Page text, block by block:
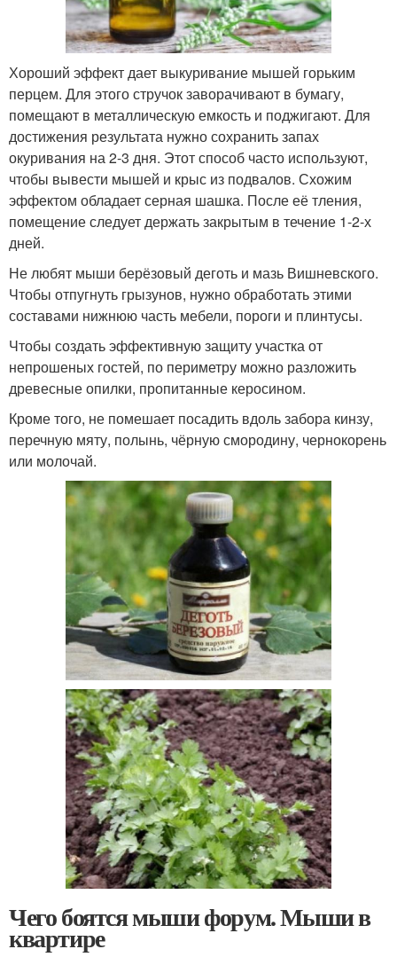
Хороший эффект дает выкуривание мышей горьким
перцем. Для этого стручок заворачивают в бумагу,
помещают в металлическую емкость и поджигают. Для
достижения результата нужно сохранить запах
окуривания на 2-3 дня. Этот способ часто используют,
чтобы вывести мышей и крыс из подвалов. Схожим
эффектом обладает серная шашка. После её тления,
помещение следует держать закрытым в течение 1-2-х
дней.
Не любят мыши берёзовый деготь и мазь Вишневского.
Чтобы отпугнуть грызунов, нужно обработать этими
составами нижнюю часть мебели, пороги и плинтусы.
Чтобы создать эффективную защиту участка от
непрошеных гостей, по периметру можно разложить
древесные опилки, пропитанные керосином.
Кроме того, не помешает посадить вдоль забора кинзу,
перечную мяту, полынь, чёрную смородину, чернокорень
или молочай.
Чего боятся мыши форум. Мыши в
квартире